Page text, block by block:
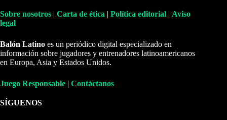
Sobre nosotros | Carta de ética | Política editorial | Aviso
legal
Balón Latino es un periódico digital especializado en
información sobre jugadores y entrenadores latinoamericanos
en Europa, Asia y Estados Unidos.
Juego Responsable | Contáctanos
SÍGUENOS